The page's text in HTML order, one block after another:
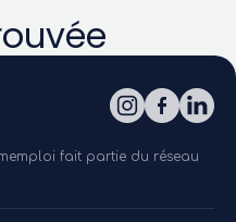
fait partie du réseau